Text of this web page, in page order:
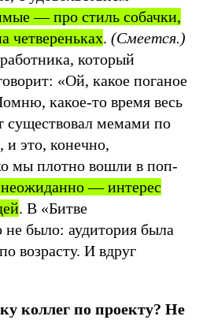
— про стиль собачки,
четвереньках. (Смеется.)
который
«Ой, какое поганое
какое-то время весь
существовал мемами по
и это, конечно,
мы плотно вошли в поп-
— интерес
. В «Битве
не было: аудитория была
возрасту. И вдруг
коллег по проекту? Не